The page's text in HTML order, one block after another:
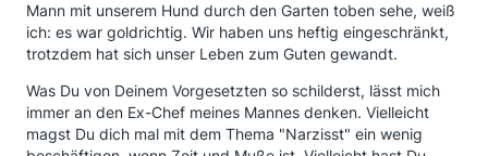
Mann mit unserem Hund durch den Garten toben sehe, weiß
ich: es war goldrichtig. Wir haben uns heftig eingeschränkt,
trotzdem hat sich unser Leben zum Guten gewandt.
Was Du von Deinem Vorgesetzten so schilderst, lässt mich
immer an den Ex-Chef meines Mannes denken. Vielleicht
magst Du dich mal mit dem Thema "Narzisst" ein wenig